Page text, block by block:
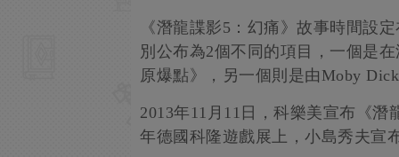
《潛龍諜影5：幻痛》故事時間設
別公布為2個不同的項目，一個是
原爆點》，另一個則是由Moby
2013年11月11日，科樂美宣布《潛
年德國科隆遊戲展上，小島秀夫宣